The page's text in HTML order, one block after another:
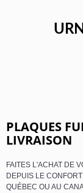
PLAQUES
LIVRAISON
FAITES L'ACHAT DE
DEPUIS LE
QUÉBEC OU AU